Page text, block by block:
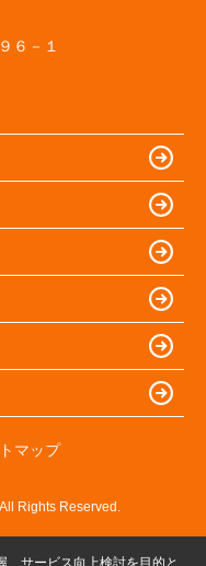
６－１
マップ
Rights Reserved.
サービス向上検討を目的と